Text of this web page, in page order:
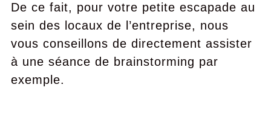
De ce fait, pour votre petite escapade au
sein des locaux de l’entreprise, nous
vous conseillons de directement assister
à une séance de brainstorming par
exemple.